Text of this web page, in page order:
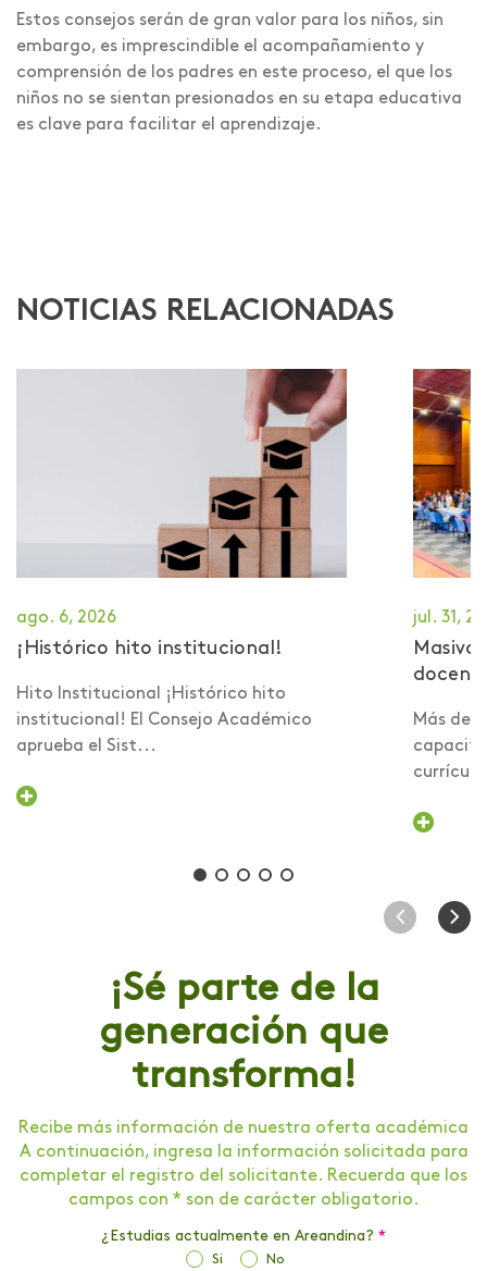
Estos consejos serán de gran valor para los niños, sin
embargo, es imprescindible el acompañamiento y
comprensión de los padres en este proceso, el que los
niños no se sientan presionados en su etapa educativa
es clave para facilitar el aprendizaje.
NOTICIAS RELACIONADAS
ago. 6, 2026
¡Histórico hito institucional!
Hito Institucional ¡Histórico hito
institucional! El Consejo Académico
aprueba el Sist...
jul. 31,
Más de
¡Sé parte de la
generación que
transforma!
Recibe más información de nuestra oferta académica
A continuación, ingresa la información solicitada para
completar el registro del solicitante. Recuerda que los
campos con * son de carácter obligatorio.
¿Estudias actualmente en Areandina? *
Si No